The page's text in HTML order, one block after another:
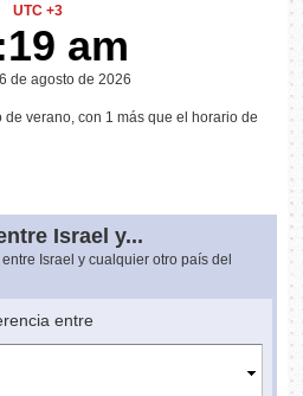
UTC +3
am
de agosto de 2026
verano, con 1 más que el horario de
Israel y...
Israel y cualquier otro país del
entre